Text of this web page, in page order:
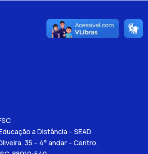
a Distância – SEAD
35 – 4° andar – Centro,